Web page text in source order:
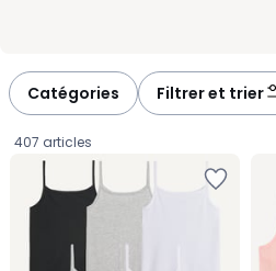
Catégories Filtrer et trier
407 articles